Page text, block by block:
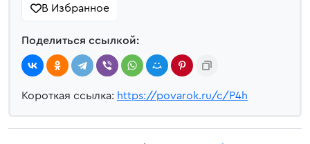
В Избранное
Поделиться ссылкой:
Короткая ссылка: https://povarok.ru/c/P4h